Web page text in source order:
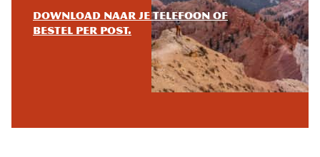
Download naar je telefoon of
bestel per post.